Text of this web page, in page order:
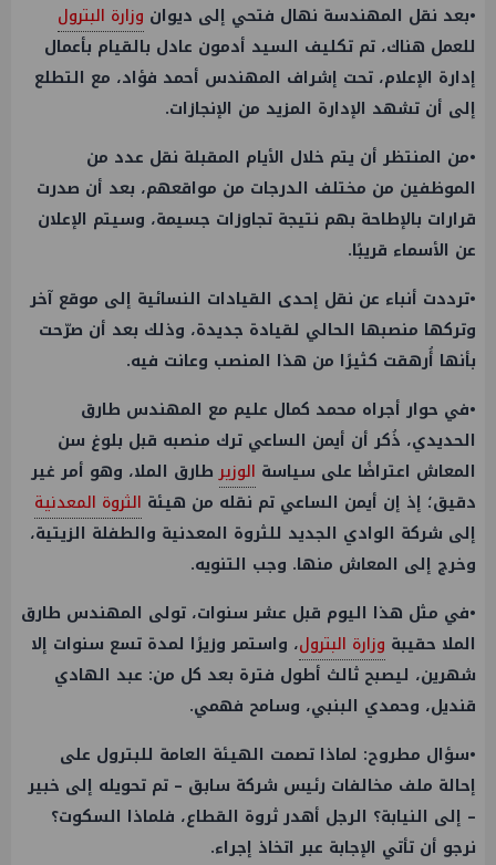
•بعد نقل المهندسة نهال فتحي إلى ديوان وزارة البترول
للعمل هناك، تم تكليف السيد أدمون عادل بالقيام بأعمال
إدارة الإعلام، تحت إشراف المهندس أحمد فؤاد، مع التطلع
إلى أن تشهد الإدارة المزيد من الإنجازات.
•من المنتظر أن يتم خلال الأيام المقبلة نقل عدد من
الموظفين من مختلف الدرجات من مواقعهم، بعد أن صدرت
قرارات بالإطاحة بهم نتيجة تجاوزات جسيمة، وسيتم الإعلان
عن الأسماء قريبًا.
•ترددت أنباء عن نقل إحدى القيادات النسائية إلى موقع آخر
وتركها منصبها الحالي لقيادة جديدة، وذلك بعد أن صرّحت
بأنها أُرهقت كثيرًا من هذا المنصب وعانت فيه.
•في حوار أجراه محمد كمال عليم مع المهندس طارق
الحديدي، ذُكر أن أيمن الساعي ترك منصبه قبل بلوغ سن
المعاش اعتراضًا على سياسة الوزيرطارق الملا، وهو أمر غير
دقيق؛ إذ إن أيمن الساعي تم نقله من هيئة الثروة المعدنية
إلى شركة الوادي الجديد للثروة المعدنية والطفلة الزيتية،
وخرج إلى المعاش منها. وجب التنويه.
•في مثل هذا اليوم قبل عشر سنوات، تولى المهندس طارق
الملا حقيبة وزارة البترول، واستمر وزيرًا لمدة تسع سنوات إلا
شهرين، ليصبح ثالث أطول فترة بعد كل من: عبد الهادي
قنديل، وحمدي البنبي، وسامح فهمي.
•سؤال مطروح: لماذا تصمت الهيئة العامة للبترول على
إحالة ملف مخالفات رئيس شركة سابق – تم تحويله إلى خبير
– إلى النيابة؟ الرجل أهدر ثروة القطاع، فلماذا السكوت؟
نرجو أن تأتي الإجابة عبر اتخاذ إجراء.